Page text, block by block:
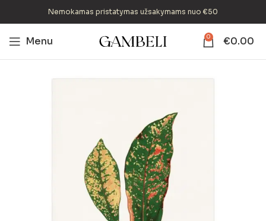
Nemokamas pristatymas užsakymams nuo €50
Menu 0 €0.00